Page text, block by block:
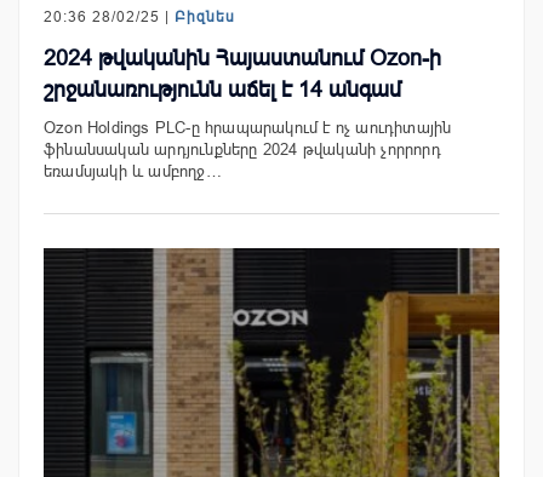
20:36 28/02/25 | Բիզնես
2024 թվականին Հայաստանում Ozon-ի
շրջանառությունն աճել է 14 անգամ
Ozon Holdings PLC-ը հրապարակում է ոչ աուդիտային
ֆինանսական արդյունքները 2024 թվականի չորրորդ
եռամսյակի և ամբողջ…